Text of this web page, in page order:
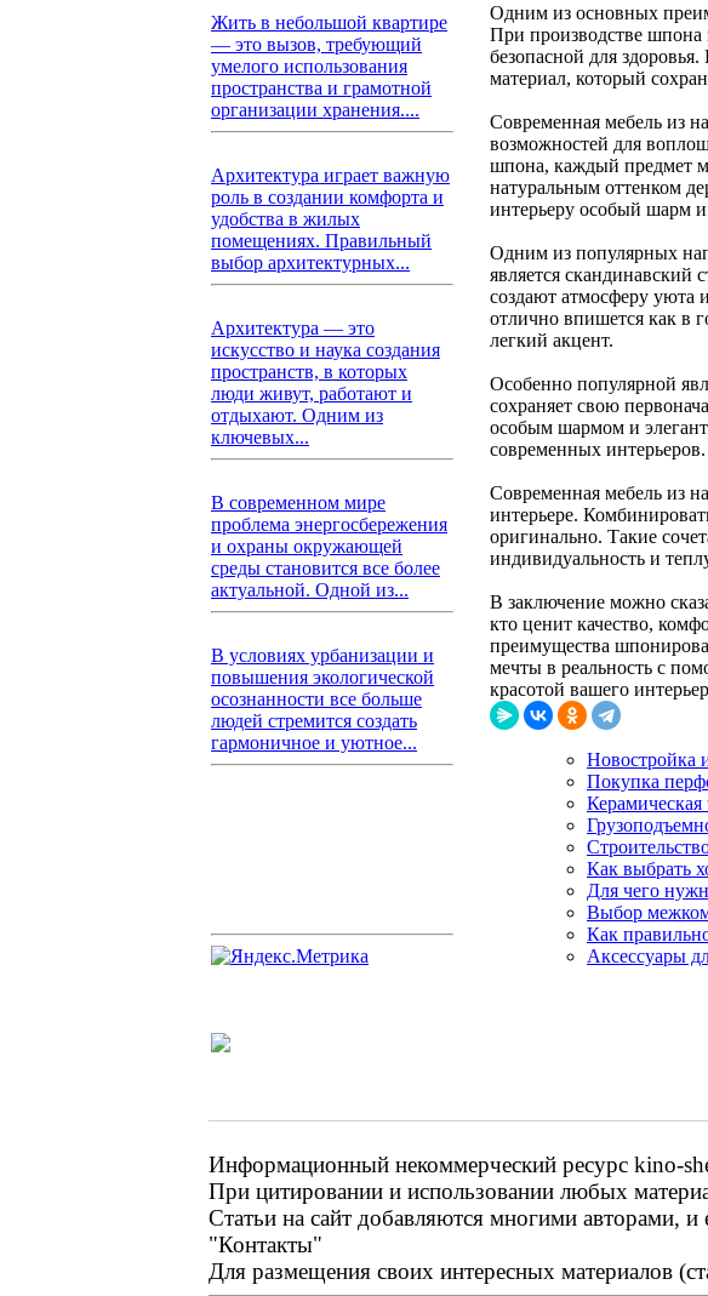
Жить в небольшой квартире
— это вызов, требующий
умелого использования
пространства и грамотной
организации хранения....
Архитектура играет важную
роль в создании комфорта и
удобства в жилых
помещениях. Правильный
выбор архитектурных...
Архитектура — это
искусство и наука создания
пространств, в которых
люди живут, работают и
отдыхают. Одним из
ключевых...
В современном мире
проблема энергосбережения
и охраны окружающей
среды становится все более
актуальной. Одной из...
В условиях урбанизации и
повышения экологической
осознанности все больше
людей стремится создать
гармоничное и уютное...
Одним из основных
При производстве шпона
безопасной для
материал, который
Современная мебель из
возможностей для
шпона, каждый предмет
натуральным оттенком
интерьеру особый шарм и
Одним из популярных
является
создают атмосферу уюта
отлично впишется как в
легкий акцент.
Особенно популярной
сохраняет свою
особым шармом и
современных интерьеров.
Современная мебель из
интерьере.
оригинально. Такие
индивидуальность и
В заключение можно
кто ценит качество,
преимущества
мечты в реальность с
красотой вашего
Новостройка
Покупка
Как выбрать
Для чего
Выбор
Как
Аксессуары
Информационный некоммерческий ресурс kino-
При цитировании и использовании любых
Статьи на сайт добавляются многими авторами,
"Контакты"
Для размещения своих интересных материалов